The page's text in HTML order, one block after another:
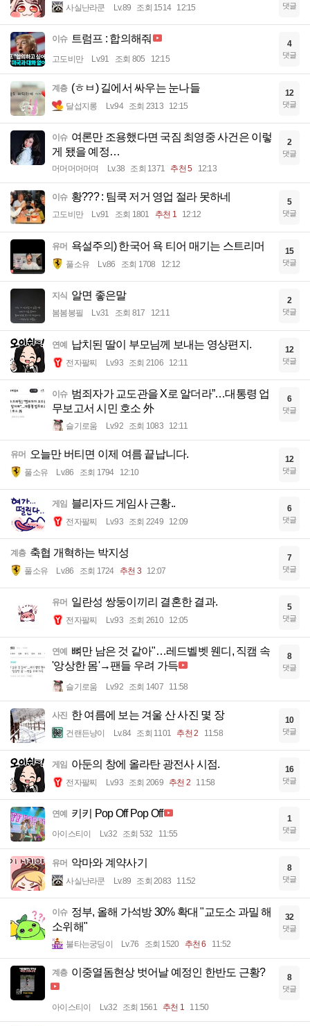
사실난라쿤 Lv.89 조회 1514 12:15 댓글
이슈 트럼프 : 합의해줘
고도비만 Lv.91 조회 805 12:15
4
댓글
계층 (ㅎㅂ) 길에서 싸우는 눈나들
달섭지롱 Lv.94 조회 2313 12:15
12
댓글
이슈 여론만 조용했다면 국짐 최영중 사건은 이렇
게 됐을 예정…
머머머머머며 Lv.38 조회 1371 추천 5 12:13
2
댓글
이슈 황??? : 팀쿡 저거 영업 절라 못하네
고도비만 Lv.91 조회 1801 추천 1 12:12
5
댓글
유머 욕설주의) 한국어 욕 티어 매기는 스트리머
풀소유 Lv.86 조회 1708 12:12
15
댓글
지식 알면 좋은말
봄봄봉필 Lv.31 조회 817 12:11
2
댓글
연예 납치된 딸이 부모님께 보내는 영상편지.
전자팔찌 Lv.93 조회 2106 12:11
12
댓글
이슈 범죄자가 교도관을 X로 알더라”…대통령 업
무보고서 시민 호소 外
슬기로움 Lv.92 조회 1083 12:11
6
댓글
유머 오늘만 버티면 이제 여름 끝납니다.
풀소유 Lv.86 조회 1794 12:10
12
댓글
게임 블리자드 게임사 근황..
전자팔찌 Lv.93 조회 2249 12:09
6
댓글
계층 축협 개혁하는 박지성
풀소유 Lv.86 조회 1724 추천 3 12:07
7
댓글
유머 일란성 쌍둥이끼리 결혼한 결과.
전자팔찌 Lv.93 조회 2610 12:05
5
댓글
연예 뼈만 남은 것 같아"…레드벨벳 웬디, 직캠 속
'앙상한 몸'→팬들 우려 가득
슬기로움 Lv.92 조회 1407 11:58
8
댓글
사진 한 여름에 보는 겨울 산 사진 몇 장
건랜든냥이 Lv.84 조회 1101 추천 2 11:58
10
댓글
게임 아둔의 창에 올라탄 광전사 시점.
전자팔찌 Lv.93 조회 2069 추천 2 11:58
16
댓글
연예 키키 Pop Off Pop Off
아이스티이 Lv.32 조회 532 11:55
1
댓글
유머 악마와 계약사기
사실난라쿤 Lv.89 조회 2083 11:52
8
댓글
이슈 정부, 올해 가석방 30% 확대 "교도소 과밀 해
소위해"
불타는궁딩이 Lv.76 조회 1520 추천 6 11:52
32
댓글
계층 이중열돔현상 벗어날 예정인 한반도 근황?
아이스티이 Lv.32 조회 1561 추천 1 11:50
8
댓글